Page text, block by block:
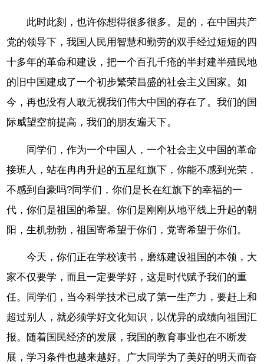
此时此刻，也许你想得很多很多。是的，在中国共产
党的领导下，我国人民用智慧和勤劳的双手经过短短的四
十多年的革命和建设，把一个百孔千疮的半封建半殖民地
的旧中国建成了一个初步繁荣昌盛的社会主义国家。如
今，再也没有人敢无视我们伟大中国的存在了。我们的国
际威望空前提高，我们的朋友遍天下。
同学们，作为一个中国人，一个社会主义中国的革命
接班人，站在冉冉升起的五星红旗下，你能不感到光荣，
不感到自豪吗?同学们，你们是长在红旗下的幸福的一
代，你们是祖国的希望。你们是刚刚从地平线上升起的朝
阳，生机勃勃，祖国寄希望于你们，党寄希望于你们。
今天，你们正在学校读书，磨练建设祖国的本领，大
家不仅要学，而且一定要学好，这是时代赋予我们的重
任。同学们，当今科学技术已成了第一生产力，要赶上和
超过别人，就必须学好文化知识，以优异的成绩向祖国汇
报。随着国民经济的发展，我国的教育事业也在不断发
展，学习条件也越来越好。广大同学为了美好的明天而奋